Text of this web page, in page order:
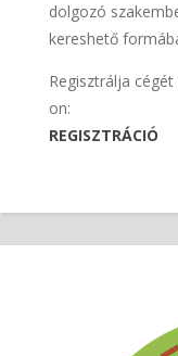
dolgozó
kereshető
Regisztrálja cégét
on:
REGISZTRÁCIÓ